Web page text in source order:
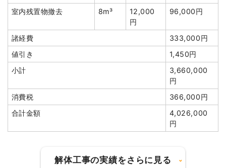
合計金額
1,450,000
軽量鉄骨造住宅2階建て
建物解体費用
室内残置物撤去
8m³
12,000
円
96,000円
諸経費
333,000円
値引き
1,450円
小計
3,660,000
円
消費税
366,000円
合計金額
4,026,000
円
解体工事の実績をさらに見る